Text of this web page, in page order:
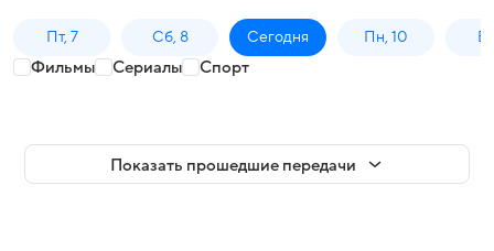
Пт, 7 Сб, 8 Сегодня Пн, 10
Фильмы Сериалы Спорт
Показать прошедшие передачи